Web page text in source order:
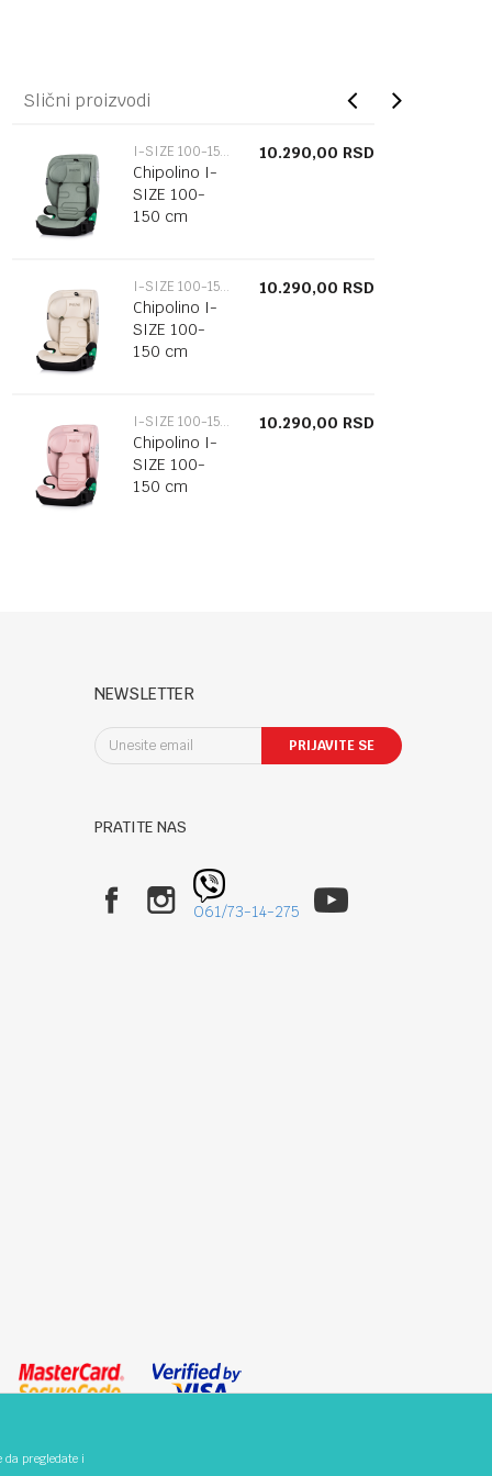
Slični proizvodi
I-SIZE 100-150CM
Chipolino I-
SIZE 100-
150 cm
matcha
10.290,00 RSD
I-SIZE 100-150CM
Chipolino I-
SIZE 100-
150 cm
cashmere
10.290,00 RSD
I-SIZE 100-150CM
Chipolino I-
SIZE 100-
150 cm
10.290,00 RSD
NEWSLETTER
PRIJAVITE SE
PRATITE NAS
061/73-14-275
pregledate i